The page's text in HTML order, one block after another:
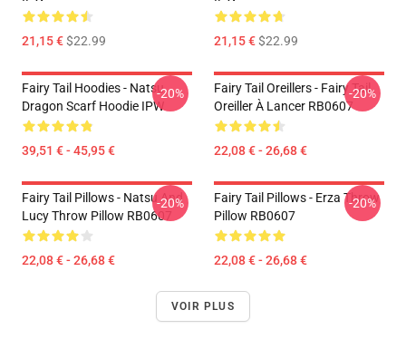
21,15 €$22.99 21,15 €$22.99
Fairy Tail Hoodies - Natsu
Dragon Scarf Hoodie IPW
39,51 € - 45,95 €
-20%
Fairy Tail Oreillers - Fairy Tail
Oreiller À Lancer RB0607
22,08 € - 26,68 €
-20%
Fairy Tail Pillows - Natsu And
Lucy Throw Pillow RB0607
22,08 € - 26,68 €
-20%
Fairy Tail Pillows - Erza Throw
Pillow RB0607
22,08 € - 26,68 €
-20%
VOIR PLUS